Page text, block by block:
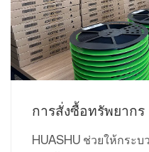
การสั่งซื้อทรัพยากร
HUASHU ช่วยให้กระ